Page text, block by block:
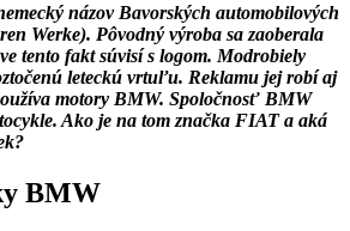
názov Bavorských automobilových
Werke). Pôvodný výroba sa zaoberala
tento fakt súvisí s logom. Modrobiely
leteckú vrtuľu. Reklamu jej robí aj
motory BMW. Spoločnosť BMW
Ako je na tom značka FIAT a aká
BMW